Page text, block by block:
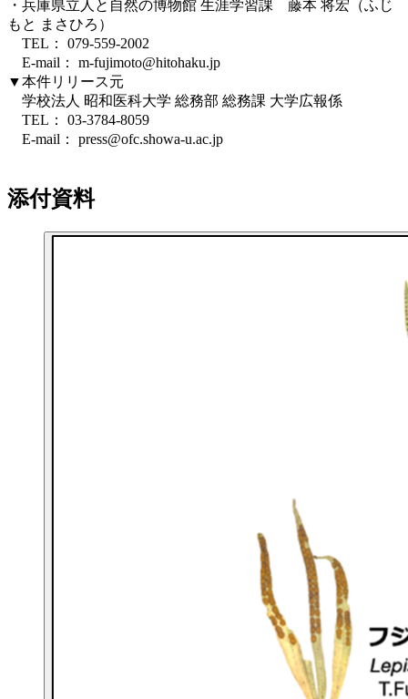
・兵庫県立人と自然の博物館 生涯学習課 藤本 将宏（ふじ
もと まさひろ）
TEL： 079-559-2002
E-mail： m-fujimoto@hitohaku.jp
▼本件リリース元
学校法人 昭和医科大学 総務部 総務課 大学広報係
TEL： 03-3784-8059
E-mail： press@ofc.showa-u.ac.jp
添付資料